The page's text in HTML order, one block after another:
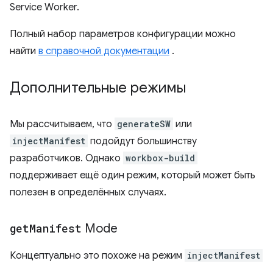
Service Worker.
Полный набор параметров конфигурации можно
найти в справочной документации .
Дополнительные режимы
Мы рассчитываем, что generateSW или
injectManifest подойдут большинству
разработчиков. Однако workbox-build
поддерживает ещё один режим, который может быть
полезен в определённых случаях.
getManifest Mode
Концептуально это похоже на режим injectManifest